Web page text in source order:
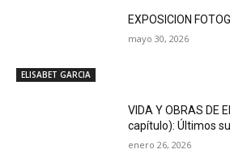
ELISABET GARCIA
EXPOSICION
mayo 30, 2026
VIDA Y OBRAS DE
capítulo): Últimos
enero 26, 2026